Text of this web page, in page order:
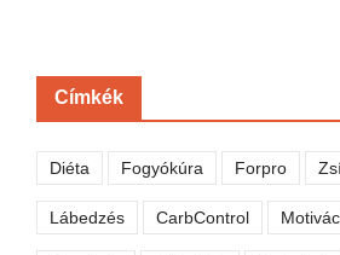
Címkék
Diéta Fogyókúra Forpro
Lábedzés CarbControl